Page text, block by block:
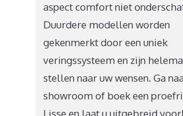
aspect comfort niet
Duurdere modellen worden
gekenmerkt door een uniek
veringssysteem en zijn
stellen naar uw wensen. Ga
showroom of boek een
Lisse en laat u uitgebreid